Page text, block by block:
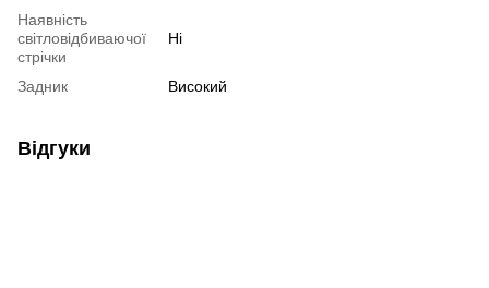
Наявність
світловідбиваючої
стрічки
Ні
Задник Високий
Відгуки